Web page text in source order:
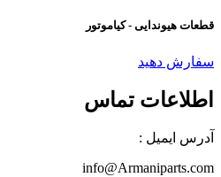
قطعات هیوندایی - کیاموتور
سفارش دهید
اطلاعات تماس
آدرس ایمیل :
info@Armaniparts.com